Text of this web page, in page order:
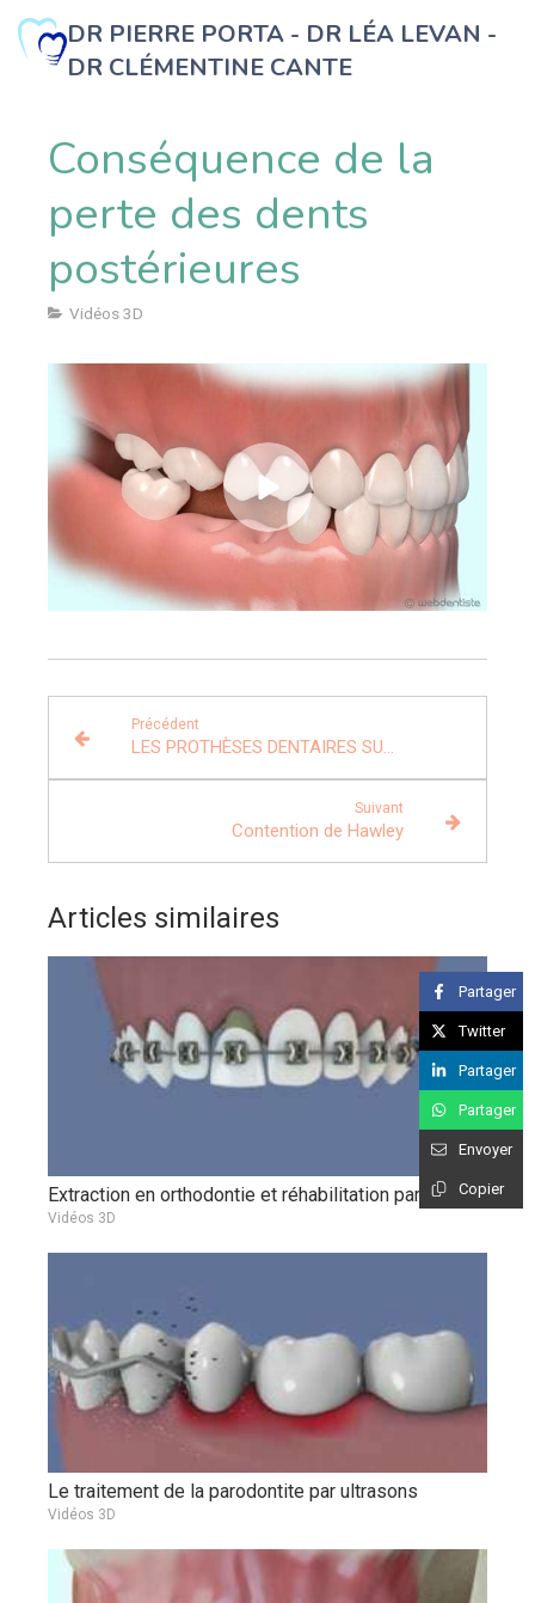
DR PIERRE PORTA - DR LÉA LEVAN -
DR CLÉMENTINE CANTE
Conséquence de la
perte des dents
postérieures
Vidéos 3D
Précédent
LES PROTHÈSES DENTAIRES SUR IMPLANTS
Suivant
Contention de Hawley
Articles similaires
Extraction en orthodontie et réhabilitation par implant
Vidéos 3D
Le traitement de la parodontite par ultrasons
Vidéos 3D
Partager
Twitter
Partager
Partager
Envoyer
Copier